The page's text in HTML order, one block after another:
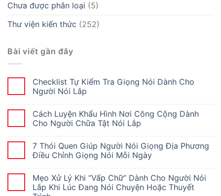
Chưa được phân loại (5)
Thư viện kiến thức (252)
Bài viết gần đây
Checklist Tự Kiểm Tra Giọng Nói Dành Cho
Người Nói Lắp
Cách Luyện Khẩu Hình Nơi Công Cộng Dành
Cho Người Chữa Tật Nói Lắp
7 Thói Quen Giúp Người Nói Giọng Địa Phương
Điều Chỉnh Giọng Nói Mỗi Ngày
Mẹo Xử Lý Khi “Vấp Chữ” Dành Cho Người Nói
Lắp Khi Lúc Đang Nói Chuyện Hoặc Thuyết